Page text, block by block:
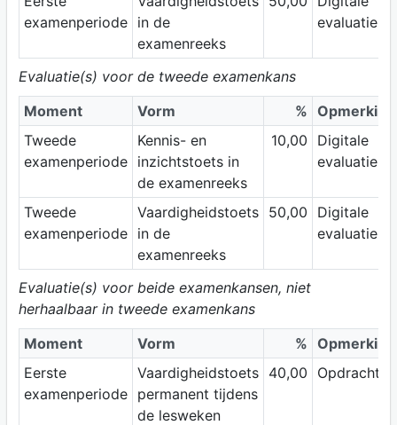
examenperiode
in de
examenreeks
evaluatie
Evaluatie(s) voor de tweede examenkans
Moment
Vorm % Opmerking
Tweede
examenperiode
Kennis- en
inzichtstoets in
de examenreeks
10,00
Digitale
evaluatie
Tweede
examenperiode
Vaardigheidstoets
in de
examenreeks
50,00
Digitale
evaluatie
Evaluatie(s) voor beide examenkansen, niet
herhaalbaar in tweede examenkans
Moment
Vorm % Opmerking
Eerste
examenperiode
Vaardigheidstoets
permanent tijdens
de lesweken
40,00 Opdrachten